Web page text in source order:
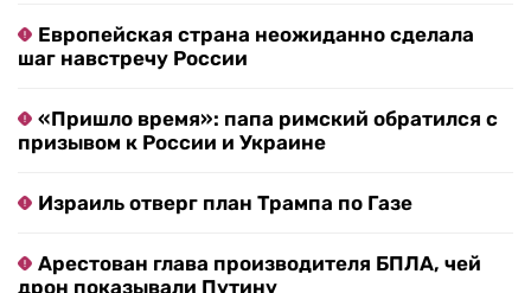
Европейская страна неожиданно сделала
шаг навстречу России
«Пришло время»: папа римский обратился с
призывом к России и Украине
Израиль отверг план Трампа по Газе
Арестован глава производителя БПЛА, чей
дрон показывали Путину